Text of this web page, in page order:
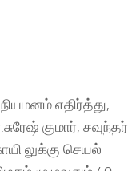
எதிர்த்து,
குமார், சவுந்தர்
லுக்கு செயல்